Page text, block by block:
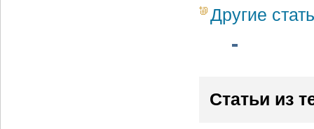
Другие
Статьи из